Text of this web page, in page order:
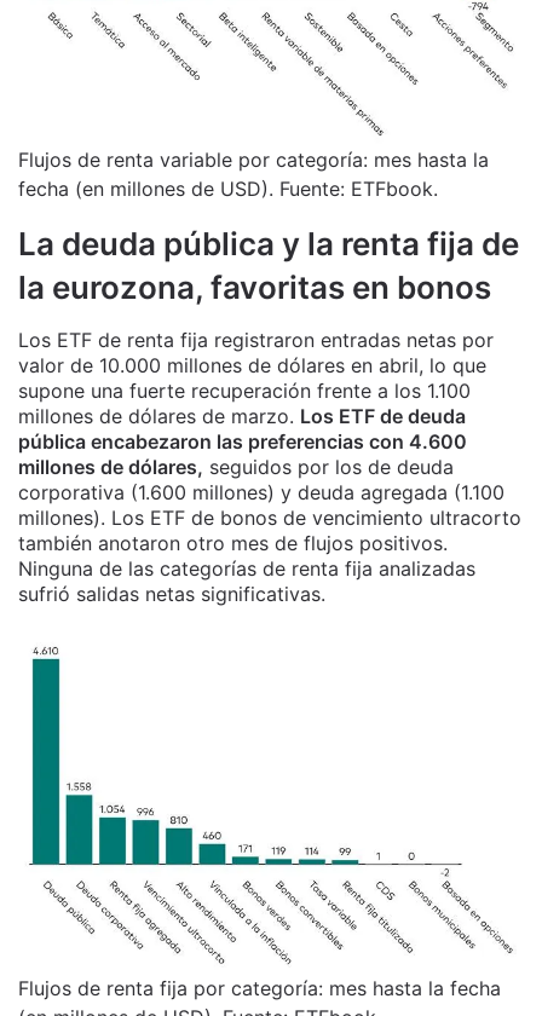
Flujos de renta variable por categoría: mes hasta la
fecha (en millones de USD). Fuente: ETFbook.
La deuda pública y la renta fija de
la eurozona, favoritas en bonos
Los ETF de renta fija registraron entradas netas por
valor de 10.000 millones de dólares en abril, lo que
supone una fuerte recuperación frente a los 1.100
millones de dólares de marzo. Los ETF de deuda
pública encabezaron las preferencias con 4.600
millones de dólares, seguidos por los de deuda
corporativa (1.600 millones) y deuda agregada (1.100
millones). Los ETF de bonos de vencimiento ultracorto
también anotaron otro mes de flujos positivos.
Ninguna de las categorías de renta fija analizadas
sufrió salidas netas significativas.
Flujos de renta fija por categoría: mes hasta la fecha